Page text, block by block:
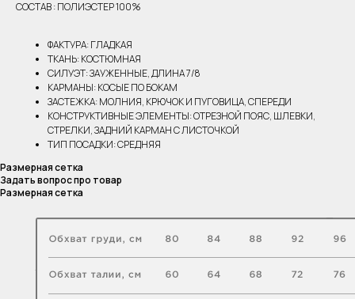
СОСТАВ : ПОЛИЭСТЕР 100%
ФАКТУРА: ГЛАДКАЯ
ТКАНЬ: КОСТЮМНАЯ
СИЛУЭТ: ЗАУЖЕННЫЕ, ДЛИНА 7/8
КАРМАНЫ: КОСЫЕ ПО БОКАМ
ЗАСТЕЖКА: МОЛНИЯ, КРЮЧОК И ПУГОВИЦА, СПЕРЕДИ
КОНСТРУКТИВНЫЕ ЭЛЕМЕНТЫ: ОТРЕЗНОЙ ПОЯС, ШЛЕВКИ,
СТРЕЛКИ, ЗАДНИЙ КАРМАН С ЛИСТОЧКОЙ
ТИП ПОСАДКИ: СРЕДНЯЯ
Размерная сетка
Задать вопрос про товар
Размерная сетка